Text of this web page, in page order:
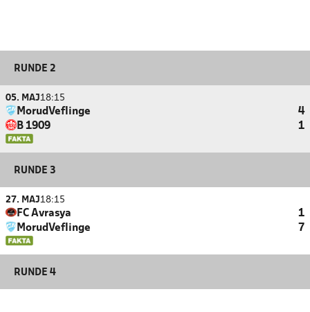
RUNDE 2
05. MAJ18:15
MorudVeflinge
4
B 1909
1
RUNDE 3
27. MAJ18:15
FC Avrasya
1
MorudVeflinge
7
RUNDE 4